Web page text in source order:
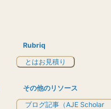
Rubriq
とはお見積り
その他のリソース
ブログ記事（AJE Scholar